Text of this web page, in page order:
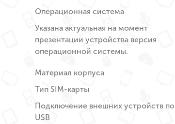
Операционная система
Указана актуальная на момент
презентации устройства версия
операционной системы.
Материал корпуса
Тип SIM-карты
Подключение внешних устройств по
USB